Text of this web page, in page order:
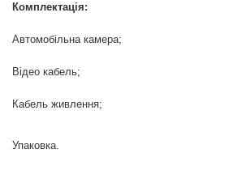
Комплектація:
Автомобільна камера;
Відео кабель;
Кабель живлення;
Упаковка.